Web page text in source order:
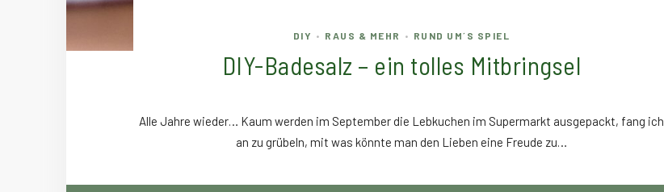
DIY • RAUS & MEHR • RUND UM´S SPIEL
DIY-Badesalz – ein tolles Mitbringsel
Alle Jahre wieder… Kaum werden im September die Lebkuchen im Supermarkt ausgepackt, fang ich
an zu grübeln, mit was könnte man den Lieben eine Freude zu…